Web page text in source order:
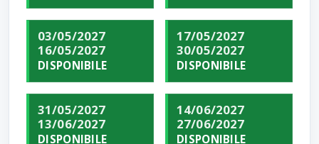
03/05/2027
16/05/2027
DISPONIBILE
17/05/2027
30/05/2027
DISPONIBILE
31/05/2027
13/06/2027
DISPONIBILE
14/06/2027
27/06/2027
DISPONIBILE